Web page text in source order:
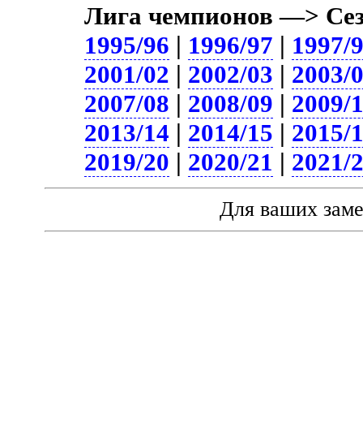
Лига чемпионов —>
1995/96 | 1996/97 | 1997/
2001/02 | 2002/03 | 2003/
2007/08 | 2008/09 | 2009/
2013/14 | 2014/15 | 2015/
2019/20 | 2020/21 | 2021/
Для ваших